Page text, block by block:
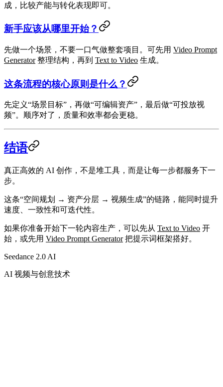
成，比较产能与转化表现即可。
新手应该从哪里开始？
先做一个场景，不要一口气做整套项目。可先用 Video Prompt
Generator整理结构，再到 Text to Video 生成。
这条流程的核心原则是什么？
先定义“场景目标”，再做“可编辑资产”，最后做“可投放视
频”。顺序对了，质量和效率都会更稳。
结语
真正高效的 AI 创作，不是堆工具，而是让每一步都服务下一
步。
这条“空间规划 → 资产分层 → 视频生成”的链路，能同时提升
速度、一致性和可迭代性。
如果你准备开始下一轮内容生产，可以先从 Text to Video 开
始，或先用 Video Prompt Generator把提示词框架搭好。
Seedance 2.0 AI
AI 视频与创意技术